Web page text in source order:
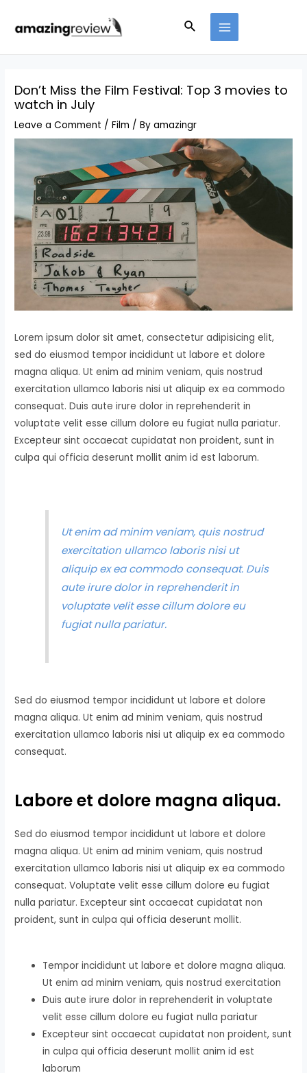
Don’t Miss the Film Festival: Top 3 movies to
watch in July
Leave a Comment /Film / Byamazingr
Lorem ipsum dolor sit amet, consectetur adipisicing elit,
sed do eiusmod tempor incididunt ut labore et dolore
magna aliqua. Ut enim ad minim veniam, quis nostrud
exercitation ullamco laboris nisi ut aliquip ex ea commodo
consequat. Duis aute irure dolor in reprehenderit in
voluptate velit esse cillum dolore eu fugiat nulla pariatur.
Excepteur sint occaecat cupidatat non proident, sunt in
culpa qui officia deserunt mollit anim id est laborum.
Ut enim ad minim veniam, quis nostrud
exercitation ullamco laboris nisi ut
aliquip ex ea commodo consequat. Duis
aute irure dolor in reprehenderit in
voluptate velit esse cillum dolore eu
fugiat nulla pariatur.
Sed do eiusmod tempor incididunt ut labore et dolore
magna aliqua. Ut enim ad minim veniam, quis nostrud
exercitation ullamco laboris nisi ut aliquip ex ea commodo
consequat.
Labore et dolore magna aliqua.
Sed do eiusmod tempor incididunt ut labore et dolore
magna aliqua. Ut enim ad minim veniam, quis nostrud
exercitation ullamco laboris nisi ut aliquip ex ea commodo
consequat. Voluptate velit esse cillum dolore eu fugiat
nulla pariatur. Excepteur sint occaecat cupidatat non
proident, sunt in culpa qui officia deserunt mollit.
Tempor incididunt ut labore et dolore magna aliqua.
Ut enim ad minim veniam, quis nostrud exercitation
Duis aute irure dolor in reprehenderit in voluptate
velit esse cillum dolore eu fugiat nulla pariatur
Excepteur sint occaecat cupidatat non proident, sunt
in culpa qui officia deserunt mollit anim id est
laborum